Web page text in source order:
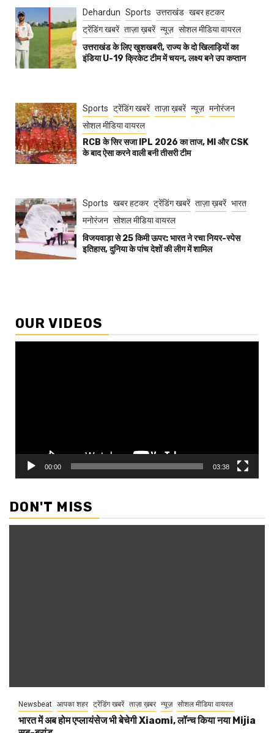
Dehardun Sports उत्तराखंड खबर हटकर
ट्रेंडिंग खबरें ताज़ा ख़बरें न्यूज़ सोशल मीडिया वायरल
उत्तराखंड के लिए खुशखबरी, राज्य के दो खिलाड़ियों का
इंडिया U-19 क्रिकेट टीम में चयन, लक्ष्य बने उप कप्तान
Sports ट्रेंडिंग खबरें ताज़ा ख़बरें न्यूज़ मनोरंजन
सोशल मीडिया वायरल
RCB के सिर सजा IPL 2026 का ताज, MI और CSK
के बाद ऐसा करने वाली बनी तीसरी टीम
Sports खबर हटकर ट्रेंडिंग खबरें ताज़ा ख़बरें भारत
मनोरंजन सोशल मीडिया वायरल
विजयवाड़ा से 25 किमी ऊपर: भारत ने रचा नियर-स्पेस
इतिहास, दुनिया के पांच देशों की लीग में शामिल
OUR VIDEOS
00:00 03:38
DON'T MISS
Newsbeat आपका शहर ट्रेंडिंग खबरें ताज़ा ख़बर न्यूज़ सोशल मीडिया वायरल
भारत में अब होम एप्लायंसेज भी बेचेगी Xiaomi, लॉन्च किया नया Mijia